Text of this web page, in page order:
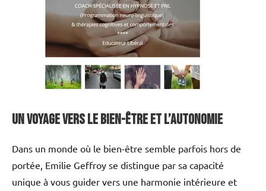
Un voyage vers le bien-être et l’autonomie
Dans un monde où le bien-être semble parfois hors de
portée, Emilie Geffroy se distingue par sa capacité
unique à vous guider vers une harmonie intérieure et